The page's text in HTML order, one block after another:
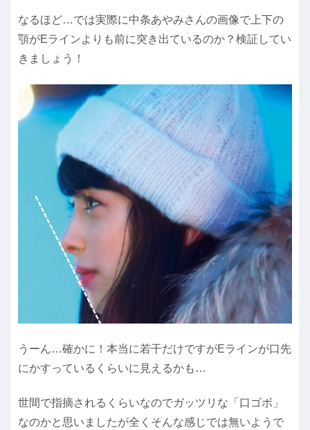
なるほど…では実際に中条あやみさんの画像で上下の
顎がEラインよりも前に突き出ているのか？検証してい
きましょう！
うーん…確かに！本当に若干だけですがEラインが口先
にかすっているくらいに見えるかも…
世間で指摘されるくらいなのでガッツリな「口ゴボ」
なのかと思いましたが全くそんな感じでは無いようで